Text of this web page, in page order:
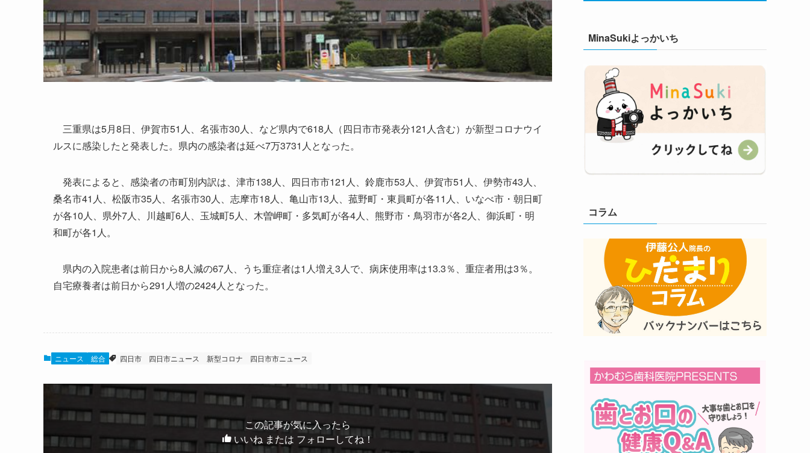
三重県は5月8日、伊賀市51人、名張市30人、など県内で618人（四日市市発表分121人含む）が新型コロナウイ
ルスに感染したと発表した。県内の感染者は延べ7万3731人となった。
発表によると、感染者の市町別内訳は、津市138人、四日市市121人、鈴鹿市53人、伊賀市51人、伊勢市43人、
桑名市41人、松阪市35人、名張市30人、志摩市18人、亀山市13人、菰野町・東員町が各11人、いなべ市・朝日町
が各10人、県外7人、川越町6人、玉城町5人、木曽岬町・多気町が各4人、熊野市・鳥羽市が各2人、御浜町・明
和町が各1人。
県内の入院患者は前日から8人減の67人、うち重症者は1人増え3人で、病床使用率は13.3％、重症者用は3％。
自宅療養者は前日から291人増の2424人となった。
ニュース 総合 四日市 四日市ニュース 新型コロナ 四日市市ニュース
この記事が気に入ったら
いいね または フォローしてね！
MinaSukiよっかいち
コラム